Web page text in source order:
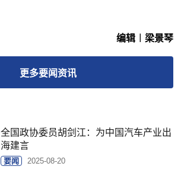
编辑︱梁景琴
更多要闻资讯
全国政协委员胡剑江：为中国汽车产业出
海建言
要闻 2025-08-20